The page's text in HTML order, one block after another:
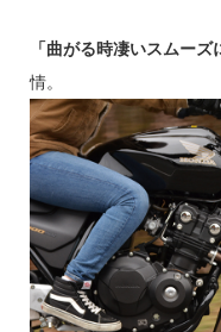
「曲がる時凄いスムーズ
情。